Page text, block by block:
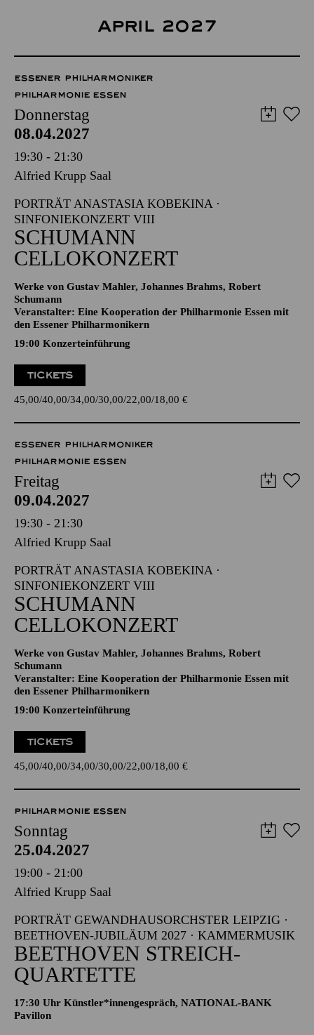
APRIL 2027
ESSENER PHILHARMONIKER
PHILHARMONIE ESSEN
Donnerstag
08.04.2027
19:30 - 21:30
Alfried Krupp Saal
PORTRÄT ANASTASIA KOBEKINA ·
SINFONIEKONZERT VIII
SCHUMANN
CELLOKONZERT
Werke von Gustav Mahler, Johannes Brahms, Robert
Schumann
Veranstalter: Eine Kooperation der Philharmonie Essen mit
den Essener Philharmonikern
19:00 Konzerteinführung
TICKETS
45,00 40,00 34,00 30,00 22,00 18,00 €
ESSENER PHILHARMONIKER
PHILHARMONIE ESSEN
Freitag
09.04.2027
19:30 - 21:30
Alfried Krupp Saal
PORTRÄT ANASTASIA KOBEKINA ·
SINFONIEKONZERT VIII
SCHUMANN
CELLOKONZERT
Werke von Gustav Mahler, Johannes Brahms, Robert
Schumann
Veranstalter: Eine Kooperation der Philharmonie Essen mit
den Essener Philharmonikern
19:00 Konzerteinführung
TICKETS
45,00 40,00 34,00 30,00 22,00 18,00 €
PHILHARMONIE ESSEN
Sonntag
25.04.2027
19:00 - 21:00
Alfried Krupp Saal
PORTRÄT GEWANDHAUSORCHSTER LEIPZIG ·
BEETHOVEN-JUBILÄUM 2027 · KAMMERMUSIK
BEETHOVEN STREICH­
QUARTETTE
17:30 Uhr Künstler*innengespräch, NATIONAL-BANK
Pavillon